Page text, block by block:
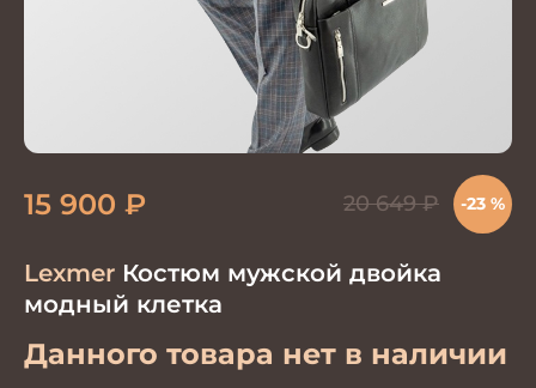
Lexmer Костюм мужской двойка
модный клетка
Данного товара нет в наличии
15 900 ₽ 20 649₽ -23 %